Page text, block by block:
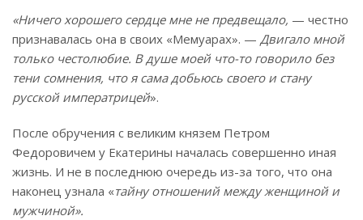
«Ничего хорошего сердце мне не предвещало, — честно
признавалась она в своих «Мемуарах». — Двигало мной
только честолюбие. В душе моей что-то говорило без
тени сомнения, что я сама добьюсь своего и стану
русской императрицей».
После обручения с великим князем Петром
Федоровичем у Екатерины началась совершенно иная
жизнь. И не в последнюю очередь из-за того, что она
наконец узнала «тайну отношений между женщиной и
мужчиной».